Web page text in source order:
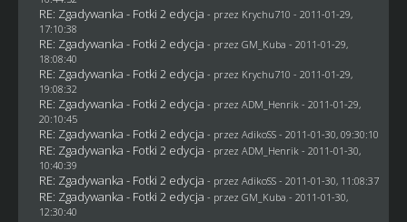
RE: Zgadywanka - Fotki 2 edycja - przez Krychu710 - 2011-01-29,
17:10:38
RE: Zgadywanka - Fotki 2 edycja - przez GM_Kuba - 2011-01-29,
18:08:40
RE: Zgadywanka - Fotki 2 edycja - przez Krychu710 - 2011-01-29,
19:08:32
RE: Zgadywanka - Fotki 2 edycja - przez ADM_Henrik - 2011-01-29,
20:10:45
RE: Zgadywanka - Fotki 2 edycja - przez AdikoSS - 2011-01-30, 09:30:10
RE: Zgadywanka - Fotki 2 edycja - przez ADM_Henrik - 2011-01-30,
10:40:39
RE: Zgadywanka - Fotki 2 edycja - przez AdikoSS - 2011-01-30, 11:08:37
RE: Zgadywanka - Fotki 2 edycja - przez GM_Kuba - 2011-01-30,
12:30:40